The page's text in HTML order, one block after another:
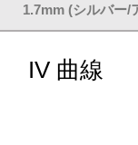
1.7mm (シルバー/
IV 曲線